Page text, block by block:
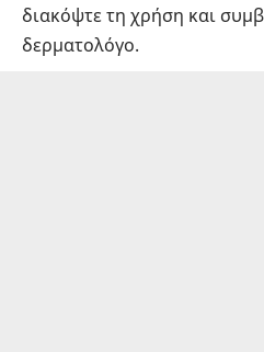
διακόψτε τη χρήση και
δερματολόγο.